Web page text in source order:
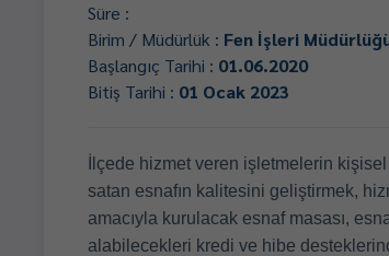
Süre :
Birim / Müdürlük : Fen İşleri
Başlangıç Tarihi : 01.06.2020
Bitiş Tarihi : 01 Ocak 2023
İlçede hizmet veren işletmelerin
satan esnafın kalitesini geliştirmek,
amacıyla kurulacak esnaf masası,
alabilecekleri kredi ve hibe